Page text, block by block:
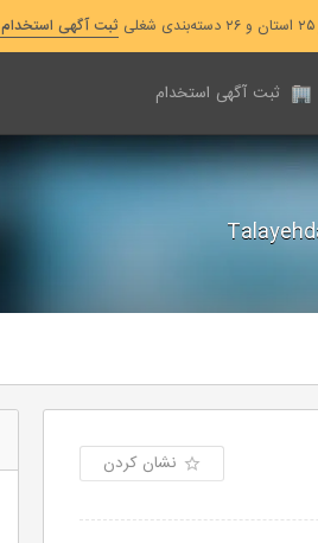
ثبت آگهی استخدام
ثبت آگهی استخدام
نشان کردن